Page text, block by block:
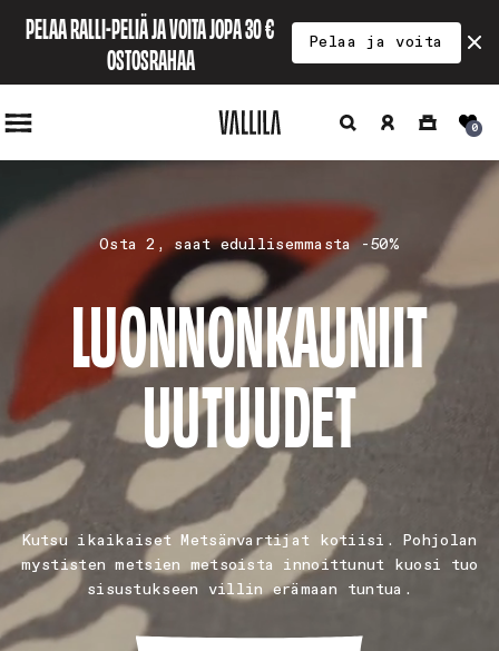
PELAA RALLI-PELIÄ JA VOITA JOPA 30 €
OSTOSRAHAA
Pelaa ja voita
siirry
sisältöön
sisään
Ostoskori0
Osta 2, saat edullisemmasta -50%
LUONNONKAUNIIT
UUTUUDET
Kutsu ikaikaiset Metsänvartijat kotiisi. Pohjolan
mystisten metsien metsoista innoittunut kuosi tuo
sisustukseen villin erämaan tuntua.